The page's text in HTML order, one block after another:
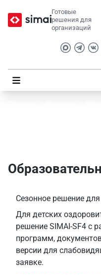
Готовые
решения для
организаций
Сезонное решение
Для детских
решение SIMAI-SF4 с
программ,
версии для
заявке.